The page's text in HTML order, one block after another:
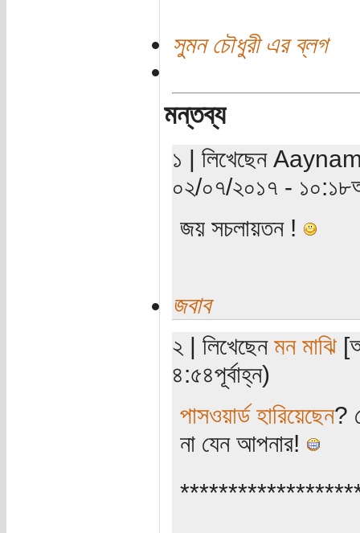
সুমন চৌধুরী এর ব্লগ
মন্তব্য
১ | লিখেছেন
০২/০৭/২০১৭ -
জয় সচলায়তন !
জবাব
২ | লিখেছেন মন মাঝি
৪:৫৪পূর্বাহ্ন)
পাসওয়ার্ড হারিয়েছেন?
না যেন আপনার!